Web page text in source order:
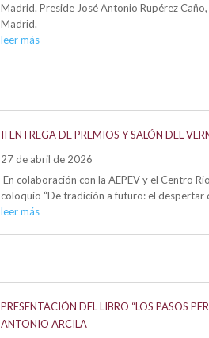
Madrid. Preside José Antonio Rupérez
Madrid.
leer más
II ENTREGA DE PREMIOS Y SALÓN DEL
27 de abril de 2026
En colaboración con la AEPEV y el Centro
coloquio “De tradición a futuro: el despertar
leer más
PRESENTACIÓN DEL LIBRO “LOS PASOS
ANTONIO ARCILA